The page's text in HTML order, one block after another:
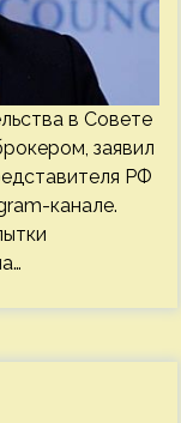
в Совете
заявил
РФ
канале.